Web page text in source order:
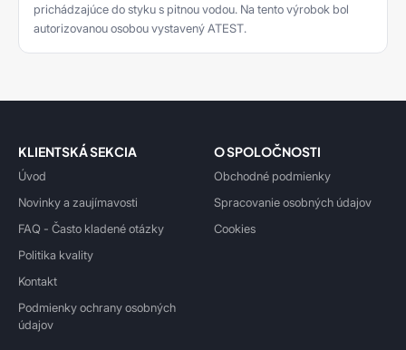
prichádzajúce do styku s pitnou vodou. Na tento výrobok bol
autorizovanou osobou vystavený ATEST.
KLIENTSKÁ SEKCIA
Úvod
Novinky a zaujímavosti
FAQ - Často kladené otázky
Politika kvality
Kontakt
Podmienky ochrany osobných
údajov
O SPOLOČNOSTI
Obchodné podmienky
Spracovanie osobných údajov
Cookies